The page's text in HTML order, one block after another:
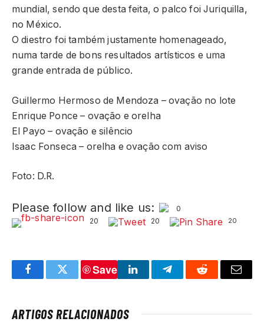
mundial, sendo que desta feita, o palco foi Juriquilla,
no México.
O diestro foi também justamente homenageado,
numa tarde de bons resultados artísticos e uma
grande entrada de público.
Guillermo Hermoso de Mendoza – ovação no lote
Enrique Ponce – ovação e orelha
El Payo – ovação e silêncio
Isaac Fonseca – orelha e ovação com aviso
Foto: D.R.
Please follow and like us:
0
20
20 20
FacebookTwitter
Save
LinkedInTelegramReddit Email
ARTIGOS RELACIONADOS